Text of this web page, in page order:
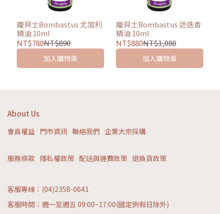
龐貝士Bombastus 尤加利
精油 10ml
NT$780NT$890
加入購物車
龐貝士Bombastus 迷迭香
精油 10ml
NT$880NT$1,080
加入購物車
About Us
會員權益 門市資訊 聯絡我們 企業大宗採購
服務條款 隱私權政策 配送與運費政策 退換貨政策
客服專線：(04)2358-0641
客服時間：週一至週五 09:00~17:00(國定例假日除外)